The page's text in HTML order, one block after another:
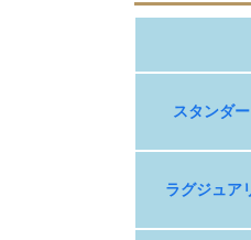
スタンダ
ラグジュア